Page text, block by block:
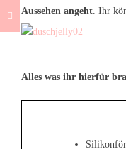
Aussehen angeht. Ihr
Alles was ihr hierfür